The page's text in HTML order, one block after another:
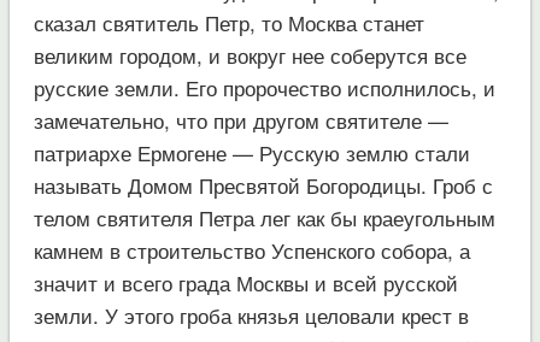
сказал святитель Петр, то Москва станет
великим городом, и вокруг нее соберутся все
русские земли. Его пророчество исполнилось, и
замечательно, что при другом святителе —
патриархе Ермогене — Русскую землю стали
называть Домом Пресвятой Богородицы. Гроб с
телом святителя Петра лег как бы краеугольным
камнем в строительство Успенского собора, а
значит и всего града Москвы и всей русской
земли. У этого гроба князья целовали крест в